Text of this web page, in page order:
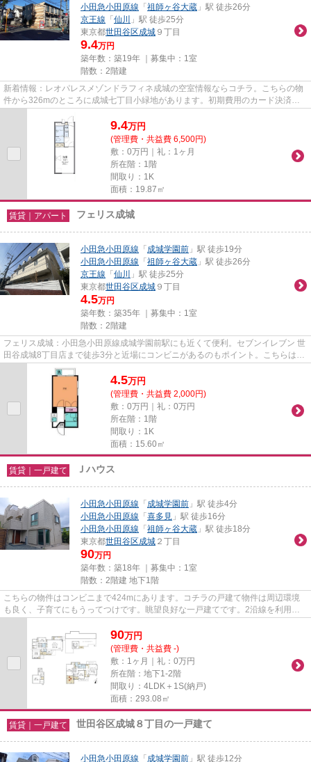
小田急小田原線 「祖師ヶ谷大蔵 」駅 徒歩26分
京王線 「仙川
」駅 徒歩25分
東京都世田谷区成城 ９丁目
9.4万円
築年数：築19年 ｜募集中： 1室
階数：2階建
新着情報：レオパレスメゾンドラフィネ成城の空室情報ならコチラ。こちらの物
件から326mのところに成城七丁目小緑地があります。初期費用のカード決済が
できます。ごみをもって歩く距...
9.4万円
(管理費・共益費 6,500円)
敷：0万円｜礼：1ヶ月
所在階：1階
間取り：1K
面積：19.87㎡
賃貸｜アパート フェリス成城
小田急小田原線 「成城学園前 」駅 徒歩19分
小田急小田原線 「祖師ヶ谷大蔵 」駅 徒歩26分
京王線 「仙川
」駅 徒歩25分
東京都世田谷区成城 ９丁目
4.5万円
築年数：築35年 ｜募集中： 1室
階数：2階建
フェリス成城：小田急小田原線成城学園前駅にも近くて便利。セブンイレブン 世
田谷成城8丁目店まで徒歩3分と近場にコンビニがあるのもポイント。こちらは初
期費用をカードでお支払いい...
4.5万円
(管理費・共益費 2,000円)
敷：0万円｜礼：0万円
所在階：1階
間取り：1K
面積：15.60㎡
賃貸｜一戸建て Ｊハウス
小田急小田原線 「成城学園前 」駅 徒歩4分
小田急小田原線 「喜多見 」駅 徒歩16分
小田急小田原線 「祖師ヶ谷大蔵 」駅 徒歩18分
東京都世田谷区成城 ２丁目
90万円
築年数：築18年 ｜募集中： 1室
階数：2階建 地下1階
こちらの物件はコンビニまで424mにあります。コチラの戸建て物件は周辺環境
も良く、子育てにもうってつけです。眺望良好な一戸建てです。2沿線を利用で
き、利便性が高い一戸建てです。...
90万円
(管理費・共益費 -)
敷：1ヶ月｜礼：0万円
所在階：地下1-2階
間取り：4LDK＋1S(納戸)
面積：293.08㎡
賃貸｜一戸建て 世田谷区成城８丁目の一戸建て
小田急小田原線 「成城学園前 」駅 徒歩12分